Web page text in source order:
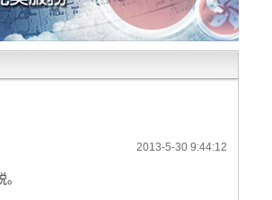
2013-5-30 9:44:12